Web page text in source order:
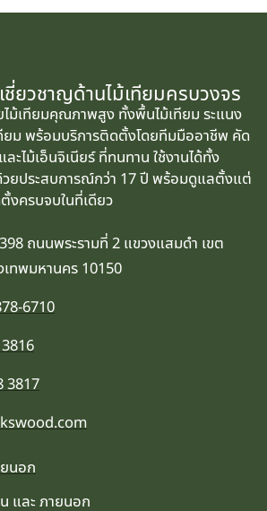
ชี่ยวชาญด้านไม้เทียมครบวงจร
ม้เทียมคุณภาพสูง ทั้งพื้นไม้เทียม ระแนง
ยม พร้อมบริการติดตั้งโดยทีมมืออาชีพ คัด
ละไม้เอ็นจิเนียร์ ที่ทนทาน ใช้งานได้ทั้ง
วยประสบการณ์กว่า 17 ปี พร้อมดูแลตั้งแต่
งครบจบในที่เดียว
ถนนพระรามที่ 2 แขวงแสมดำ เขต
เทพมหานคร 10150
6710
3817
นอก
และ ภายนอก